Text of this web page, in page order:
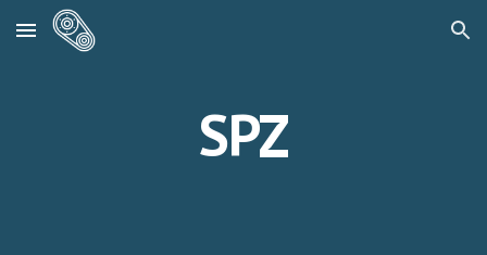
Skip to main content Skip to navigation
SPZ